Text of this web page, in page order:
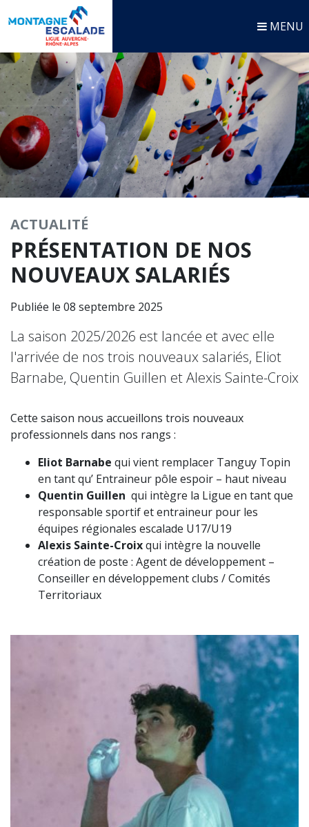
MENU
ACTUALITÉ
PRÉSENTATION DE NOS
NOUVEAUX SALARIÉS
Publiée le 08 septembre 2025
La saison 2025/2026 est lancée et avec elle
l'arrivée de nos trois nouveaux salariés, Eliot
Barnabe, Quentin Guillen et Alexis Sainte-Croix
Cette saison nous accueillons trois nouveaux
professionnels dans nos rangs :
Eliot Barnabe qui vient remplacer Tanguy Topin
en tant qu’ Entraineur pôle espoir – haut niveau
Quentin Guillen qui intègre la Ligue en tant que
responsable sportif et entraineur pour les
équipes régionales escalade U17/U19
Alexis Sainte-Croixqui intègre la nouvelle
création de poste : Agent de développement –
Conseiller en développement clubs / Comités
Territoriaux